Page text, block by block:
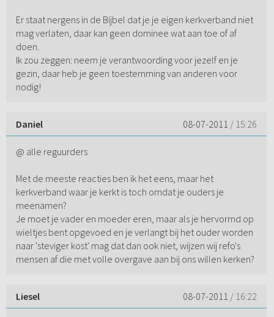
Er staat nergens in de Bijbel dat je je eigen kerkverband niet
mag verlaten, daar kan geen dominee wat aan toe of af
doen.
Ik zou zeggen: neem je verantwoording voor jezelf en je
gezin, daar heb je geen toestemming van anderen voor
nodig!
Daniel 08-07-2011 / 15:26
@ alle reguurders
Met de meeste reacties ben ik het eens, maar het
kerkverband waar je kerkt is toch omdat je ouders je
meenamen?
Je moet je vader en moeder eren, maar als je hervormd op
wieltjes bent opgevoed en je verlangt bij het ouder worden
naar 'steviger kost' mag dat dan ook niet, wijzen wij refo's
mensen af die met volle overgave aan bij ons willen kerken?
Liesel 08-07-2011 / 16:22